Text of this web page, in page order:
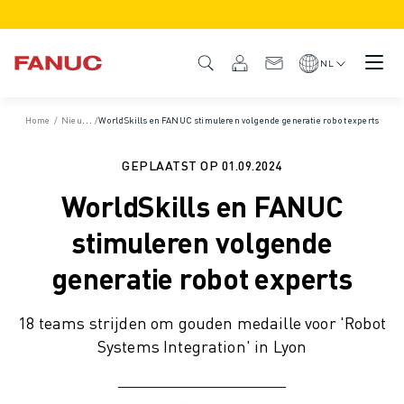
PRODUCTOVERZICHT
CNC FUNCTIES/OPTIES
SIMULATIE - DIGITAL TWIN OPLOSSINGEN
CNC DUURZAAMHEID
CNC ONDERWIJS PRODUCTEN
RETROFIT OPLOSSINGEN
GEAVANCEERDE CNC MODELLEN
NL
Home / Nieuws & Media /Nieuws & Persberichten / Persberichten
/WorldSkills en FANUC stimuleren volgende generatie robot experts
GEPLAATST OP 01.09.2024
WorldSkills en FANUC
stimuleren volgende
generatie robot experts
18 teams strijden om gouden medaille voor 'Robot
Systems Integration' in Lyon